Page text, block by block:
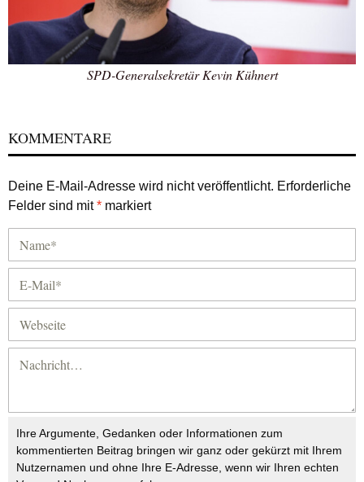
SPD-Generalsekretär Kevin Kühnert
KOMMENTARE
Deine E-Mail-Adresse wird nicht veröffentlicht. Erforderliche
Felder sind mit* markiert
Ihre Argumente, Gedanken oder Informationen zum
kommentierten Beitrag bringen wir ganz oder gekürzt mit Ihrem
Nutzernamen und ohne Ihre E-Adresse, wenn wir Ihren echten